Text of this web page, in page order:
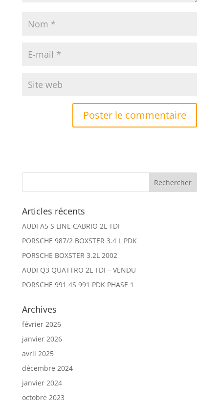
Articles récents
AUDI A5 S LINE CABRIO 2L TDI
PORSCHE 987/2 BOXSTER 3.4 L PDK
PORSCHE BOXSTER 3.2L 2002
AUDI Q3 QUATTRO 2L TDI – VENDU
PORSCHE 991 4S 991 PDK PHASE 1
Archives
février 2026
janvier 2026
avril 2025
décembre 2024
janvier 2024
octobre 2023